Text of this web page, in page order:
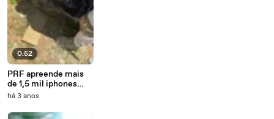
0:52
PRF apreende mais
de 1,5 mil iphones
sem nota fiscal em
há 3 anos